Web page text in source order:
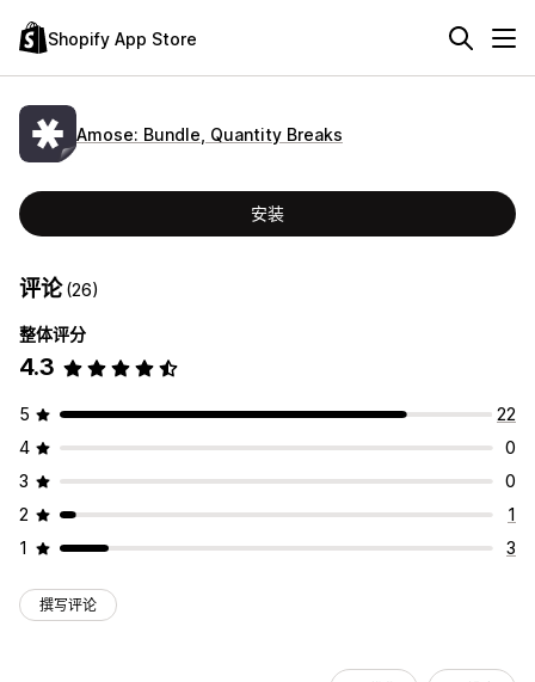
Shopify App Store
Amose: Bundle, Quantity Breaks
安装
评论(26)
整体评分
4.3
5
22
4
0
3
0
2
1
1
3
撰写评论